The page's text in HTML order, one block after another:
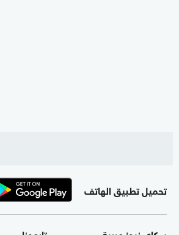
تحميل تطبيق الهاتف